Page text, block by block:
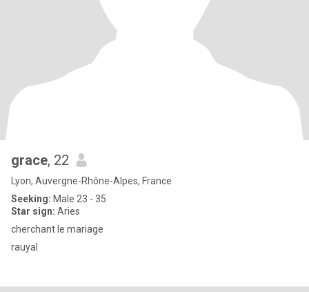
grace, 22
Lyon, Auvergne-Rhône-Alpes, France
Seeking: Male 23 - 35
Star sign: Aries
cherchant le mariage
rauyal